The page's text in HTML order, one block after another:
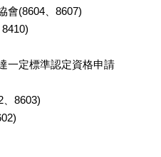
會(8604、8607)
一定標準認定資格申請
、8603)